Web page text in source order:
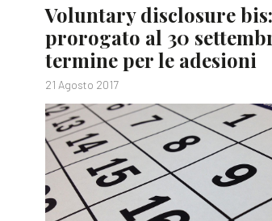
Voluntary disclosure bis:
prorogato al 30
termine per le adesioni
21 Agosto 2017